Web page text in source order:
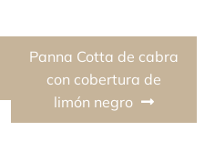
Next
post:
Panna Cotta de cabra
con cobertura de
limón negro